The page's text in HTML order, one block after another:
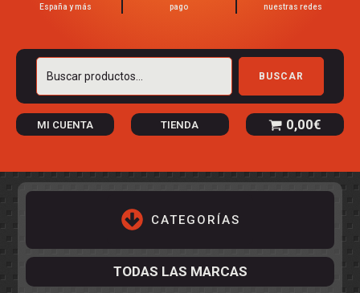
España y más
pago
nuestras redes
Buscar
BUSCAR
MI CUENTA TIENDA 0,00€
CATEGORÍAS
TODAS LAS MARCAS